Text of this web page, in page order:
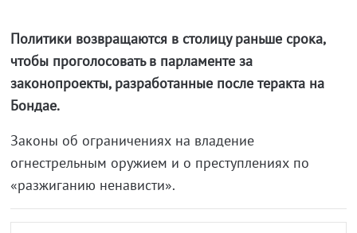
Политики возвращаются в столицу раньше срока,
чтобы проголосовать в парламенте за
законопроекты, разработанные после теракта на
Бондае.
Законы об ограничениях на владение
огнестрельным оружием и о преступлениях по
«разжиганию ненависти».